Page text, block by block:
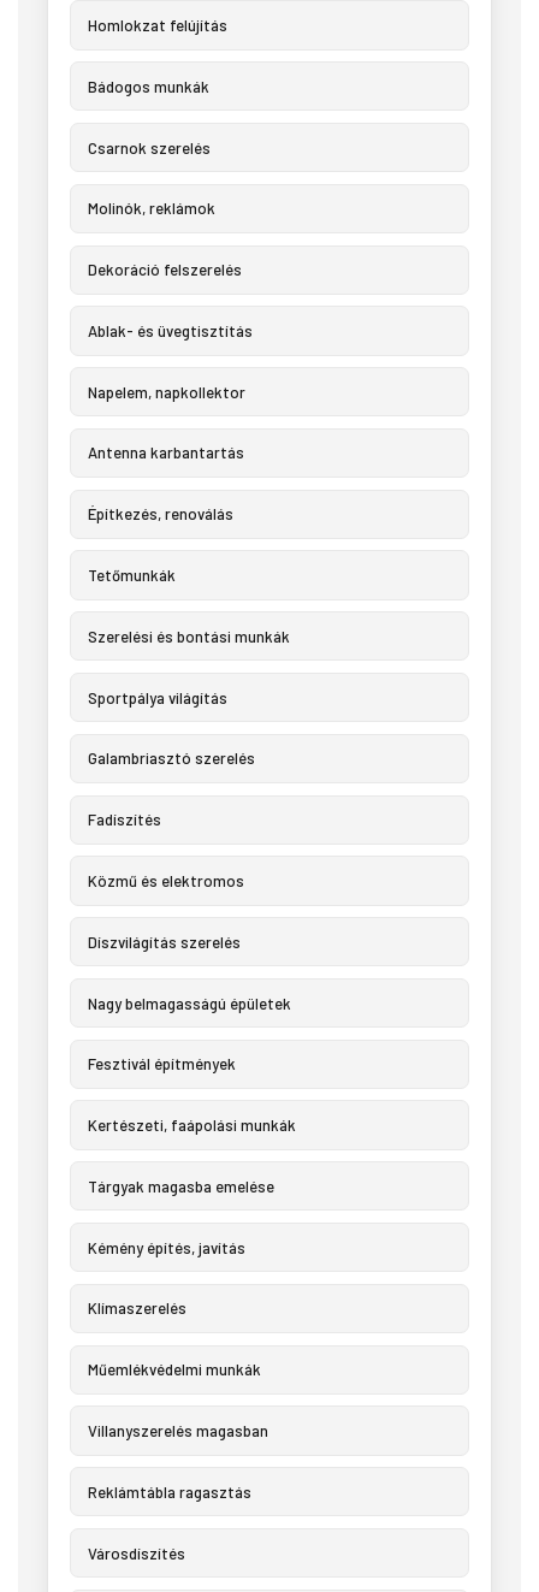
Homlokzat felújítás
Bádogos munkák
Csarnok szerelés
Molinók, reklámok
Dekoráció felszerelés
Ablak- és üvegtisztítás
Napelem, napkollektor
Antenna karbantartás
Építkezés, renoválás
Tetőmunkák
Szerelési és bontási munkák
Sportpálya világítás
Galambriasztó szerelés
Fadíszítés
Közmű és elektromos
Díszvilágítás szerelés
Nagy belmagasságú épületek
Fesztivál építmények
Kertészeti, faápolási munkák
Tárgyak magasba emelése
Kémény építés, javítás
Klímaszerelés
Műemlékvédelmi munkák
Villanyszerelés magasban
Reklámtábla ragasztás
Városdíszítés